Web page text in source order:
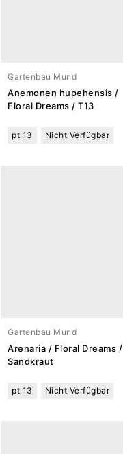
Gartenbau Mund
Anemonen hupehensis /
Floral Dreams / T13
pt 13 Nicht Verfügbar
Gartenbau Mund
Arenaria / Floral Dreams /
Sandkraut
pt 13 Nicht Verfügbar